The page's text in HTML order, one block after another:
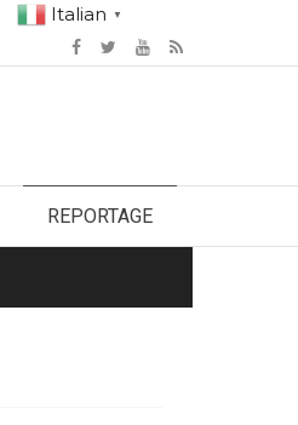
Italian ▼
REPORTAGE